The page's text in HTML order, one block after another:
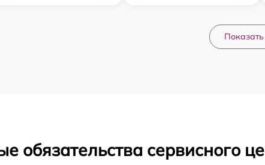
обязательства сервисного